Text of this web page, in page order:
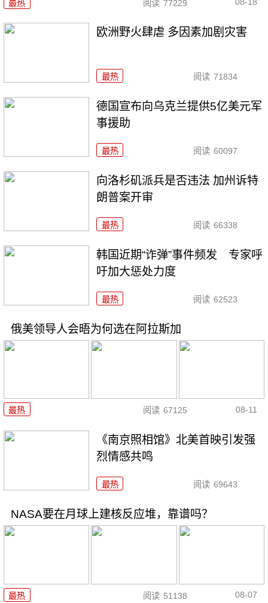
最热 阅读 77229
欧洲野火肆虐 多因素加剧灾害
最热 阅读 71834
德国宣布向乌克兰提供5亿美元军
事援助
最热 阅读 60097
向洛杉矶派兵是否违法 加州诉特
朗普案开审
最热 阅读 66338
韩国近期“诈弹”事件频发 专家呼
吁加大惩处力度
最热 阅读 62523
俄美领导人会晤为何选在阿拉斯加
最热 阅读 67125 08-11
《南京照相馆》北美首映引发强
烈情感共鸣
最热 阅读 69643
NASA要在月球上建核反应堆，靠谱吗？
最热 阅读 51138 08-07